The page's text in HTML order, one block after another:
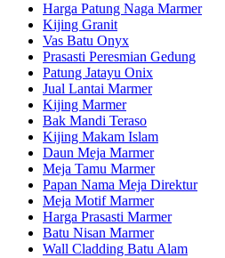
Harga Patung Naga Marmer
Kijing Granit
Vas Batu Onyx
Prasasti Peresmian Gedung
Patung Jatayu Onix
Jual Lantai Marmer
Kijing Marmer
Bak Mandi Teraso
Kijing Makam Islam
Daun Meja Marmer
Meja Tamu Marmer
Papan Nama Meja Direktur
Meja Motif Marmer
Harga Prasasti Marmer
Batu Nisan Marmer
Wall Cladding Batu Alam